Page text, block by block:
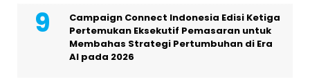
Campaign Connect Indonesia Edisi Ketiga
Pertemukan Eksekutif Pemasaran untuk
Membahas Strategi Pertumbuhan di Era
AI pada 2026